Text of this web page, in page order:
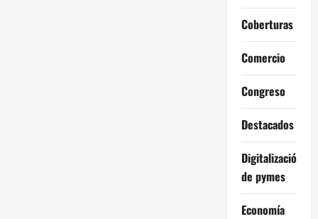
Coberturas
Comercio
Congreso
Destacados
Digitalización
de pymes
Economía